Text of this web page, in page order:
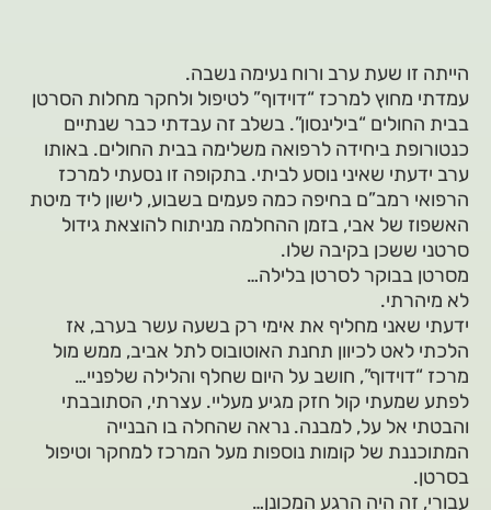
הייתה זו שעת ערב ורוח נעימה נשבה.
עמדתי מחוץ למרכז “דוידוף” לטיפול ולחקר מחלות הסרטן
בבית החולים “בילינסון”. בשלב זה עבדתי כבר שנתיים
כנטורופת ביחידה לרפואה משלימה בבית החולים. באותו
ערב ידעתי שאיני נוסע לביתי. בתקופה זו נסעתי למרכז
הרפואי רמב”ם בחיפה כמה פעמים בשבוע, לישון ליד מיטת
האשפוז של אבי, בזמן ההחלמה מניתוח להוצאת גידול
סרטני ששכן בקיבה שלו.
מסרטן בבוקר לסרטן בלילה…
לא מיהרתי.
ידעתי שאני מחליף את אימי רק בשעה עשר בערב, אז
הלכתי לאט לכיוון תחנת האוטובוס לתל אביב, ממש מול
מרכז “דוידוף”, חושב על היום שחלף והלילה שלפניי…
לפתע שמעתי קול חזק מגיע מעליי. עצרתי, הסתובבתי
והבטתי אל על, למבנה. נראה שהחלה בו הבנייה
המתוכננת של קומות נוספות מעל המרכז למחקר וטיפול
בסרטן.
עבורי, זה היה הרגע המכונן…